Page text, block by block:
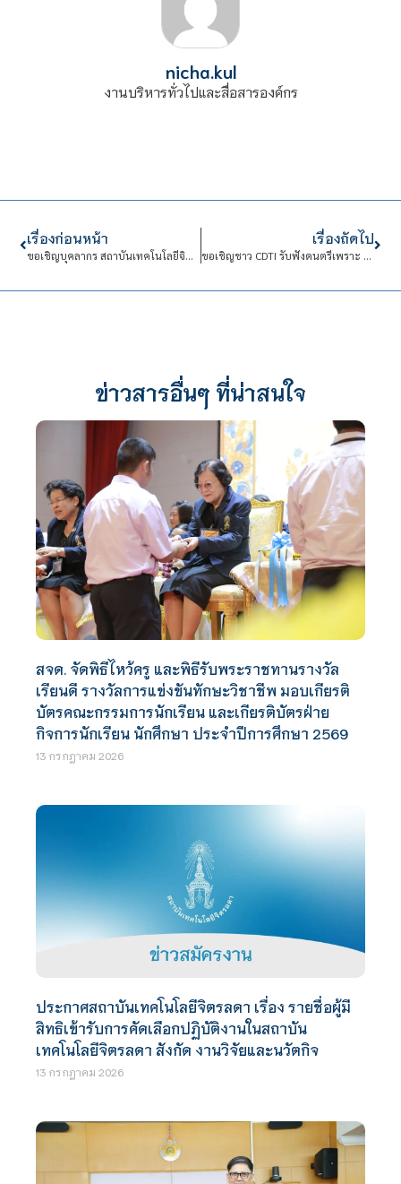
nicha.kul
งานบริหารทั่วไปและสื่อสารองค์กร
เรื่องก่อนหน้า
ขอเชิญบุคลากร สถาบันเทคโนโลยีจิตรลดา เข้าร่วมรับฟัง “โครงการพัฒนาศักยภาพบุคลากรสายวิชาการ ” ในเรื่อง : แนวทางการดำเนินงานด้าน SDGs
เรื่องถัดไป
ขอเชิญชาว CDTI รับฟังดนตรีเพราะ ๆ กับกิจกรรม Music Hour
ข่าวสารอื่นๆ ที่น่าสนใจ
สจด. จัดพิธีไหว้ครู และพิธีรับพระราชทานรางวัล
เรียนดี รางวัลการแข่งขันทักษะวิชาชีพ มอบเกียรติ
บัตรคณะกรรมการนักเรียน และเกียรติบัตรฝ่าย
กิจการนักเรียน นักศึกษา ประจำปีการศึกษา 2569
13 กรกฎาคม 2026
ประกาศสถาบันเทคโนโลยีจิตรลดา เรื่อง รายชื่อผู้มี
สิทธิเข้ารับการคัดเลือกปฏิบัติงานในสถาบัน
เทคโนโลยีจิตรลดา สังกัด งานวิจัยและนวัตกิจ
13 กรกฎาคม 2026